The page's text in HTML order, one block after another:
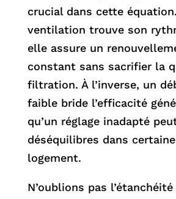
crucial dans cette
ventilation trouve son
elle assure un
constant sans sacrifier la
filtration. À l’inverse, un
faible bride l’efficacité
qu’un réglage inadapté
déséquilibres dans
logement.
N’oublions pas